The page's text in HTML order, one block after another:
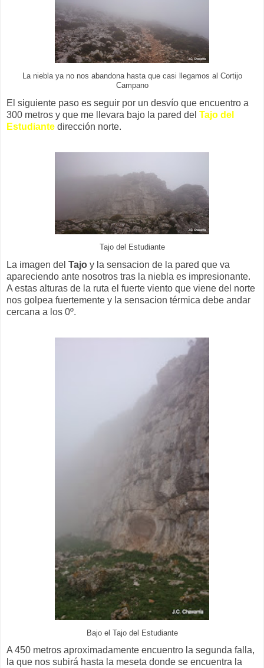
La niebla ya no nos abandona hasta que casi llegamos al Cortijo
Campano
El siguiente paso es seguir por un desvío que encuentro a
300 metros y que me llevara bajo la pared del Tajo del
Estudiante dirección norte.
Tajo del Estudiante
La imagen del Tajo y la sensacion de la pared que va
apareciendo ante nosotros tras la niebla es impresionante.
A estas alturas de la ruta el fuerte viento que viene del norte
nos golpea fuertemente y la sensacion térmica debe andar
cercana a los 0º.
Bajo el Tajo del Estudiante
A 450 metros aproximadamente encuentro la segunda falla,
la que nos subirá hasta la meseta donde se encuentra la